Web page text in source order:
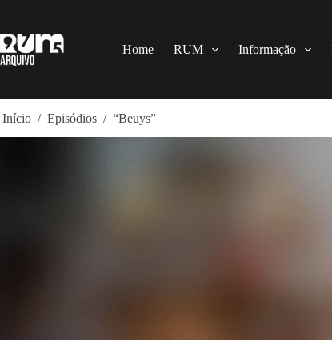
o
conteúdo
Home RUM Informação
Início / Episódios / “Beuys”